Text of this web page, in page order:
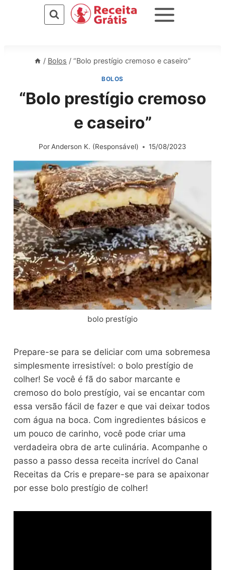
/ Bolos / “Bolo prestígio cremoso e caseiro”
BOLOS
“Bolo prestígio cremoso
e caseiro”
PorAnderson K. (Responsável) 15/08/2023
bolo prestígio
Prepare-se para se deliciar com uma sobremesa
simplesmente irresistível: o bolo prestígio de
colher! Se você é fã do sabor marcante e
cremoso do bolo prestígio, vai se encantar com
essa versão fácil de fazer e que vai deixar todos
com água na boca. Com ingredientes básicos e
um pouco de carinho, você pode criar uma
verdadeira obra de arte culinária. Acompanhe o
passo a passo dessa receita incrível do Canal
Receitas da Cris e prepare-se para se apaixonar
por esse bolo prestígio de colher!